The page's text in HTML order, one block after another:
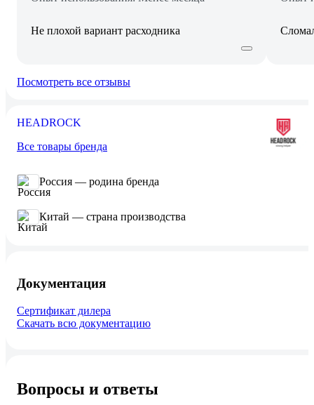
Не плохой вариант расходника
Посмотреть все отзывы
HEADROCK
Все товары бренда
Россия — родина бренда
Китай — страна производства
Документация
Сертификат дилера
Скачать всю документацию
Вопросы и ответы